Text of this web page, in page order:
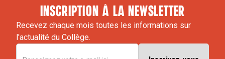
inscription à la newsletter
Recevez chaque mois toutes les informations sur
l'actualité du Collège.